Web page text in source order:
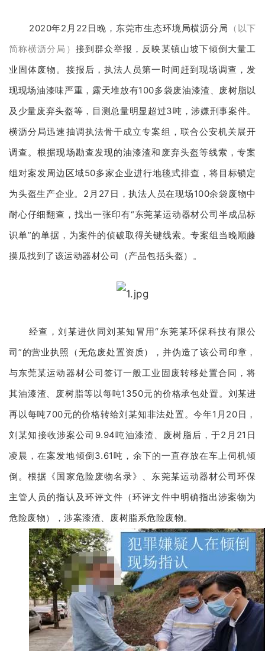
2020年2月22日晚，东莞市生态环境局横沥分局 （以下
简称横沥分局） 接到群众举报，反映某镇山坡下倾倒大量工
业固体废物。接报后，执法人员第一时间赶到现场调查，发
现现场油漆味严重，露天堆放有100多袋废油漆渣、废树脂以
及少量废弃头盔等，目测总量明显超过3吨，涉嫌刑事案件。
横沥分局迅速抽调执法骨干成立专案组，联合公安机关展开
调查。根据现场勘查发现的油漆渣和废弃头盔等线索，专案
组对案发周边区域50多家企业进行地毯式排查，将目标锁定
为头盔生产企业。2月27日，执法人员在现场100余袋废物中
耐心仔细翻查，找出一张印有“东莞某运动器材公司半成品标
识单”的单据，为案件的侦破取得关键线索。专案组当晚顺藤
摸瓜找到了该运动器材公司（产品包括头盔）。
经查，刘某进伙同刘某知冒用“东莞某环保科技有限公
司”的营业执照（无危废处置资质），并伪造了该公司印章，
与东莞某运动器材公司签订一般工业固废转移处置合同，将
其油漆渣、废树脂等以每吨1350元的价格承包处置。刘某进
再以每吨700元的价格转给刘某知非法处置。今年1月20日，
刘某知接收涉案公司9.94吨油漆渣、废树脂后，于2月21日
凌晨，在案发地倾倒3.61吨，余下的一直存放在车上伺机倾
倒。根据《国家危险废物名录》、东莞某运动器材公司环保
主管人员的指认及环评文件（环评文件中明确指出涉案物为
危险废物），涉案漆渣、废树脂系危险废物。